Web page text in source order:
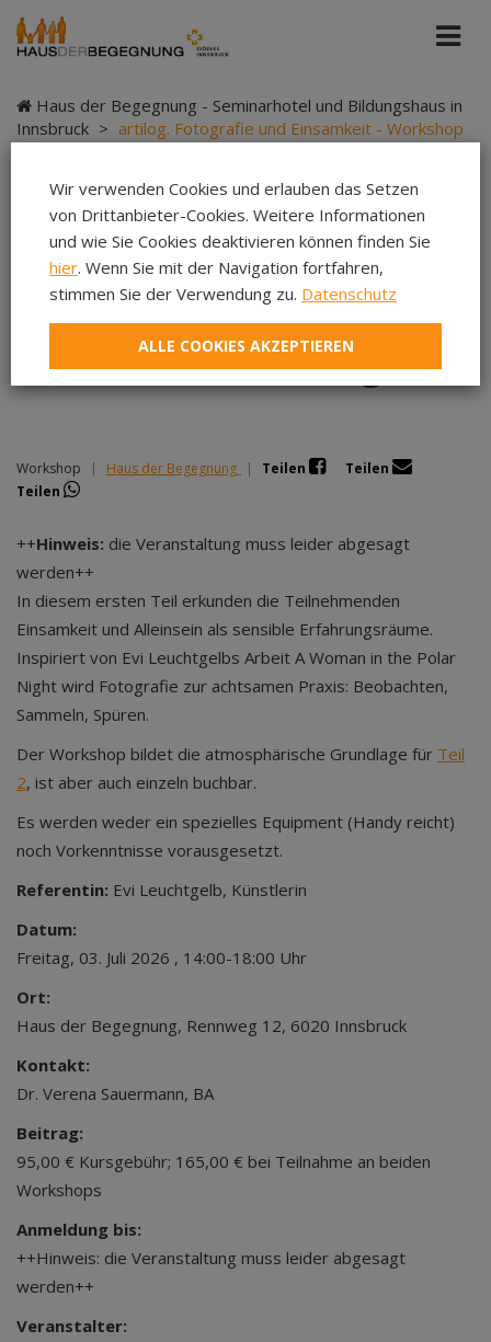
Haus der Begegnung - Seminarhotel und Bildungshaus in
Innsbruck > artilog. Fotografie und Einsamkeit - Workshop
artilog. Fotografie und
Einsamkeit - Workshop
1 mit Evi Leuchtgelb
Workshop | Haus der Begegnung | Teilen
Teilen
Teilen
++Hinweis: die Veranstaltung muss leider abgesagt
werden++
In diesem ersten Teil erkunden die Teilnehmenden
Einsamkeit und Alleinsein als sensible Erfahrungsräume.
Inspiriert von Evi Leuchtgelbs Arbeit A Woman in the Polar
Night wird Fotografie zur achtsamen Praxis: Beobachten,
Sammeln, Spüren.
Der Workshop bildet die atmosphärische Grundlage für Teil
2, ist aber auch einzeln buchbar.
Es werden weder ein spezielles Equipment (Handy reicht)
noch Vorkenntnisse vorausgesetzt.
Referentin: Evi Leuchtgelb, Künstlerin
Datum:
Freitag, 03. Juli 2026 , 14:00-18:00 Uhr
Ort:
Haus der Begegnung, Rennweg 12, 6020 Innsbruck
Kontakt:
Dr. Verena Sauermann, BA
Beitrag:
95,00 € Kursgebühr; 165,00 € bei Teilnahme an beiden
Workshops
Anmeldung bis:
++Hinweis: die Veranstaltung muss leider abgesagt
werden++
Veranstalter:
Wir verwenden Cookies und erlauben das Setzen
von Drittanbieter-Cookies. Weitere Informationen
und wie Sie Cookies deaktivieren können finden Sie
hier. Wenn Sie mit der Navigation fortfahren,
stimmen Sie der Verwendung zu. Datenschutz
ALLE COOKIES AKZEPTIEREN